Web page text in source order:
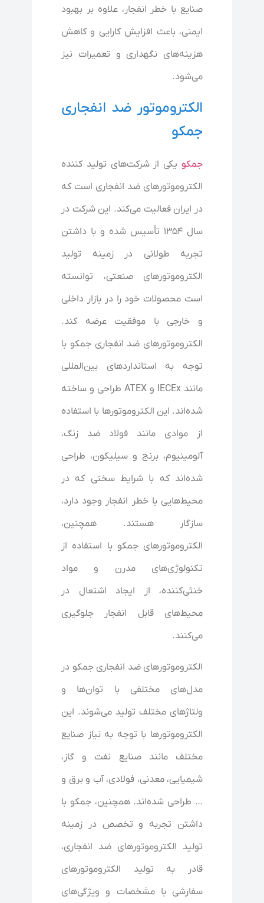
صنایع با خطر انفجار، علاوه بر بهبود
ایمنی، باعث افزایش کارایی و کاهش
هزینه‌های نگهداری و تعمیرات نیز
می‌شود.
الکتروموتور ضد انفجاری
جمکو
جمکو یکی از شرکت‌های تولید کننده
الکتروموتورهای ضد انفجاری است که
در ایران فعالیت می‌کند. این شرکت در
سال ۱۳۵۴ تأسیس شده و با داشتن
تجربه طولانی در زمینه تولید
الکتروموتورهای صنعتی، توانسته
است محصولات خود را در بازار داخلی
و خارجی با موفقیت عرضه کند.
الکتروموتورهای ضد انفجاری جمکو با
توجه به استانداردهای بین‌المللی
مانند IECEx و ATEX طراحی و ساخته
شده‌اند. این الکتروموتورها با استفاده
از موادی مانند فولاد ضد زنگ،
آلومینیوم، برنج و سیلیکون، طراحی
شده‌اند که با شرایط سختی که در
محیط‌هایی با خطر انفجار وجود دارد،
سازگار هستند. همچنین،
الکتروموتورهای جمکو با استفاده از
تکنولوژی‌های مدرن و مواد
خنثی‌کننده، از ایجاد اشتعال در
محیط‌های قابل انفجار جلوگیری
می‌کنند.
الکتروموتورهای ضد انفجاری جمکو در
مدل‌های مختلفی با توان‌ها و
ولتاژهای مختلف تولید می‌شوند. این
الکتروموتورها با توجه به نیاز صنایع
مختلف مانند صنایع نفت و گاز،
شیمیایی، معدنی، فولادی، آب و برق و
… طراحی شده‌اند. همچنین، جمکو با
داشتن تجربه و تخصص در زمینه
تولید الکتروموتورهای ضد انفجاری،
قادر به تولید الکتروموتورهای
سفارشی با مشخصات و ویژگی‌های